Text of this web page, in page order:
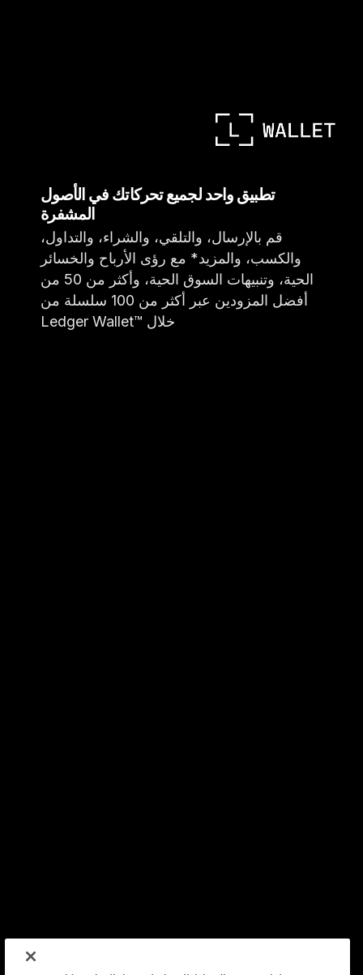
تطبيق واحد لجميع تحركاتك في الأصول
المشفرة
قم بالإرسال، والتلقي، والشراء، والتداول،
والكسب، والمزيد* مع رؤى الأرباح والخسائر
الحية، وتنبيهات السوق الحية، وأكثر من 50 من
أفضل المزودين عبر أكثر من 100 سلسلة من
خلال ™Ledger Wallet